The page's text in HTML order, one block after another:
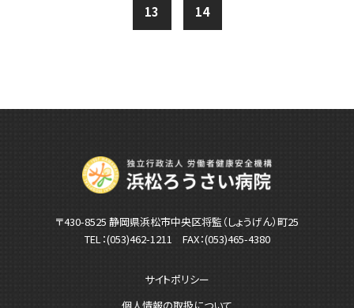
13 14
〒430-8525 静岡県浜松市中央区将監（しょうげん）町25
TEL：(053)462-1211 FAX：(053)465-4380
サイトポリシー